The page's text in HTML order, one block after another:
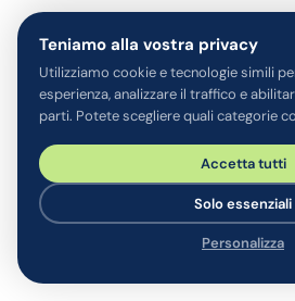
Teniamo alla vostra privacy
Utilizziamo cookie e tecnologie simili
esperienza, analizzare il traffico e
parti. Potete scegliere quali categorie
Accetta tutti
Solo essenziali
Personalizza